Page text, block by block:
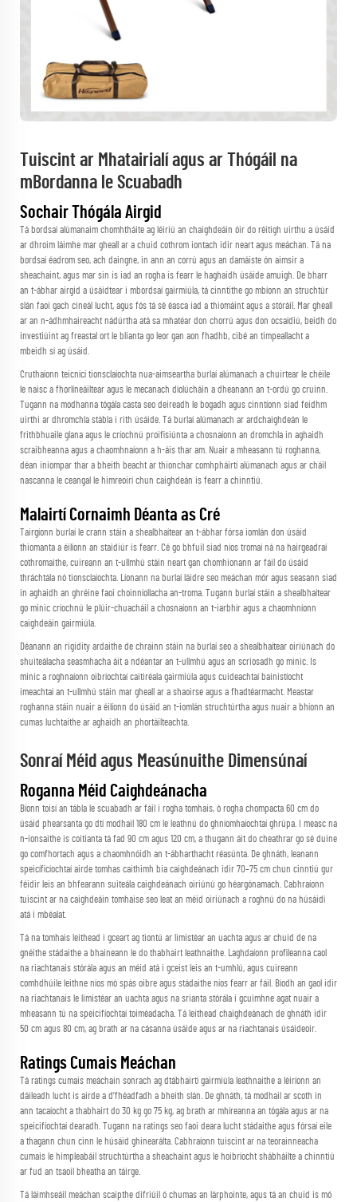
Tuiscint ar Mhatairialí agus ar Thógáil na
mBordanna le Scuabadh
Sochair Thógála Airgid
Tá bordsaí alúmanaim chomhtháite ag léiriú an chaighdeáin óir do réitigh uirthu a úsáid
ar dhroim láimhe mar gheall ar a chuid cothrom iontach idir neart agus meáchan. Tá na
bordsaí éadrom seo, ach daingne, in ann an corrú agus an damáiste ón aimsir a
sheachaint, agus mar sin is iad an rogha is fearr le haghaidh úsáide amuigh. De bharr
an t-ábhar airgid a úsáidtear i mbordsaí gairmiúla, tá cinntithe go mbíonn an struchtúr
slán faoi gach cineál lucht, agus fós tá sé éasca iad a thiomáint agus a stóráil. Mar gheall
ar an n-ádhmhaireacht nádúrtha atá sa mhatéar don chorrú agus don ocsaídiú, beidh do
investiúint ag freastal ort le blianta go leor gan aon fhadhb, cibé an timpeallacht a
mbeidh sí ag úsáid.
Cruthaíonn teicnící tionsclaíochta nua-aimseartha burlaí alúmanach a chuirtear le chéile
le naisc a fhorlíneáiltear agus le mecanach díolúcháin a dheanann an t-ordú go cruinn.
Tugann na modhanna tógála casta seo deireadh le bogadh agus cinntíonn siad feidhm
uirthi ar dhromchla stábla i rith úsáide. Tá burlaí alúmanach ar ardchaighdeán le
frithbhuaile glana agus le críochnú proifisiúnta a chosnaíonn an dromchla in aghaidh
scraibheanna agus a chaomhnaíonn a h-áis thar am. Nuair a mheasann tú roghanna,
déan iniompar thar a bheith beacht ar thionchar comhpháirtí alúmanach agus ar cháil
nascanna le ceangal le himreoirí chun caighdeán is fearr a chinntiú.
Malairtí Cornaimh Déanta as Cré
Tairgíonn burlaí le crann stáin a shealbhaítear an t-ábhar fórsa iomlán don úsáid
thiomanta a éilíonn an staidiúr is fearr. Cé go bhfuil siad níos tromaí ná na hairgeadraí
cothromaithe, cuireann an t-ullmhú stáin neart gan chomhionann ar fáil do úsáid
thráchtála nó tionsclaíochta. Líonann na burlaí láidre seo meáchan mór agus seasann siad
in aghaidh an ghréine faoi choinníollacha an-troma. Tugann burlaí stáin a shealbhaítear
go minic críochnú le plúir-chuacháil a chosnaíonn an t-iarbhír agus a chaomhníonn
caighdeáin gairmiúla.
Déanann an rigidity ardaithe de chrainn stáin na burlaí seo a shealbhaítear oiriúnach do
shuiteálacha seasmhacha áit a ndéantar an t-ullmhú agus an scriosadh go minic. Is
minic a roghnaíonn oibríochtaí caitiréala gairmiúla agus cuideachtaí bainistíocht
imeachtaí an t-ullmhú stáin mar gheall ar a shaoirse agus a fhadtéarmacht. Meastar
roghanna stáin nuair a éilíonn do úsáid an t-iomlán struchtúrtha agus nuair a bhíonn an
cumas luchtaithe ar aghaidh an phortáilteachta.
Sonraí Méid agus Measúnuithe Dimensúnaí
Roganna Méid Caighdeánacha
Bíonn toisí an tábla le scuabadh ar fáil i rogha tomhais, ó rogha chompacta 60 cm do
úsáid phearsanta go dtí modhail 180 cm le leathnú do ghníomhaíochtaí ghrúpa. I measc na
n-ionsaithe is coitianta tá fad 90 cm agus 120 cm, a thugann áit do cheathrar go sé duine
go comfhortach agus a chaomhnóidh an t-ábharthacht réasúnta. De ghnáth, leanann
speicíficíochtaí airde tomhas caithimh bia caighdeánach idir 70–75 cm chun cinntiú gur
féidir leis an bhfearann suiteála caighdeánach oiriúnú go héargónamach. Cabhraíonn
tuiscint ar na caighdeáin tomhaise seo leat an méid oiriúnach a roghnú do na húsáidí
atá i mbéalat.
Tá na tomhais leithead i gceart ag tiontú ar limistéar an uachta agus ar chuid de na
gnéithe stádaithe a bhaineann le do thabhairt leathnaithe. Laghdaíonn profileanna caol
na riachtanais stórála agus an méid atá i gceist leis an t-umhlú, agus cuireann
comhdhúile leithne níos mó spás oibre agus stádaithe níos fearr ar fáil. Bíodh an gaol idir
na riachtanais le limistéar an uachta agus na srianta stórála i gcuimhne agat nuair a
mheasann tú na speicifíochtaí toiméadacha. Tá leithead chaighdeánach de ghnáth idir
50 cm agus 80 cm, ag brath ar na cásanna úsáide agus ar na riachtanais úsáideoir.
Ratings Cumais Meáchan
Tá ratings cumais meáchain sonrach ag dtábhairtí gairmiúla leathnaithe a léiríonn an
dáileadh lucht is airde a d’fhéadfadh a bheith slán. De ghnáth, tá modhail ar scoth in
ann tacaíocht a thabhairt do 30 kg go 75 kg, ag brath ar mhíreanna an tógála agus ar na
speicifíochtaí dearadh. Tugann na ratings seo faoi deara lucht stádaithe agus fórsaí eile
a thagann chun cinn le húsáid ghinearálta. Cabhraíonn tuiscint ar na teorainneacha
cumais le himpleabáil struchtúrtha a sheachaint agus le hoibríocht shábháilte a chinntiú
ar fud an tsaoil bheatha an táirge.
Tá láimhseáil meáchan scaipthe difriúil ó chumas an lárphointe, agus tá an chuid is mó